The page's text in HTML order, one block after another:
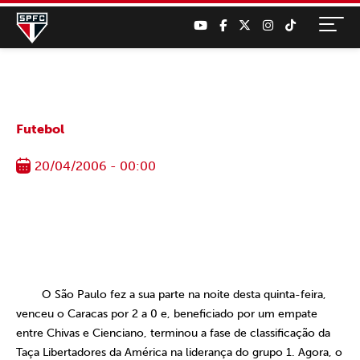
Futebol
20/04/2006 - 00:00
O São Paulo fez a sua parte na noite desta quinta-feira,
venceu o Caracas por 2 a 0 e, beneficiado por um empate
entre Chivas e Cienciano, terminou a fase de classificação da
Taça Libertadores da América na liderança do grupo 1. Agora, o